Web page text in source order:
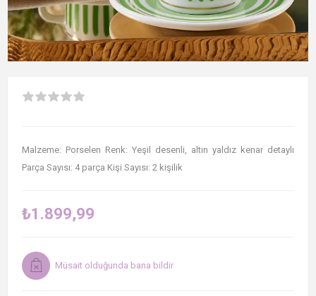
Malzeme: Porselen Renk: Yeşil desenli, altın yaldız kenar detaylı
Parça Sayısı: 4 parça Kişi Sayısı: 2 kişilik
₺1.899,99
Müsait olduğunda bana bildir